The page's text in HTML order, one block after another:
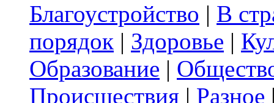
Благоустройство | В
порядок | Здоровье |
Образование |
Происшествия | Разное